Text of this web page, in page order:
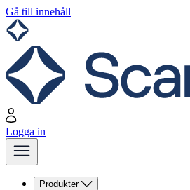
Gå till innehåll
Logga in
Produkter